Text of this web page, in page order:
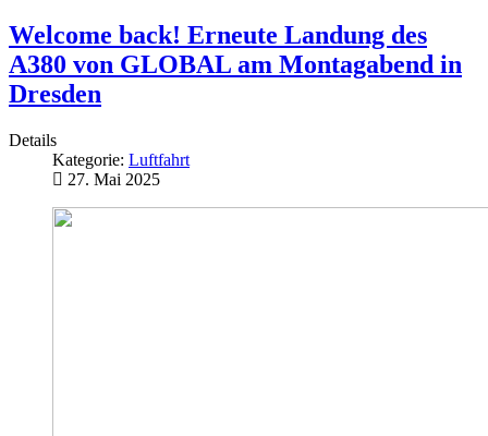
Welcome back! Erneute Landung des
A380 von GLOBAL am Montagabend in
Dresden
Details
Kategorie: Luftfahrt
27. Mai 2025